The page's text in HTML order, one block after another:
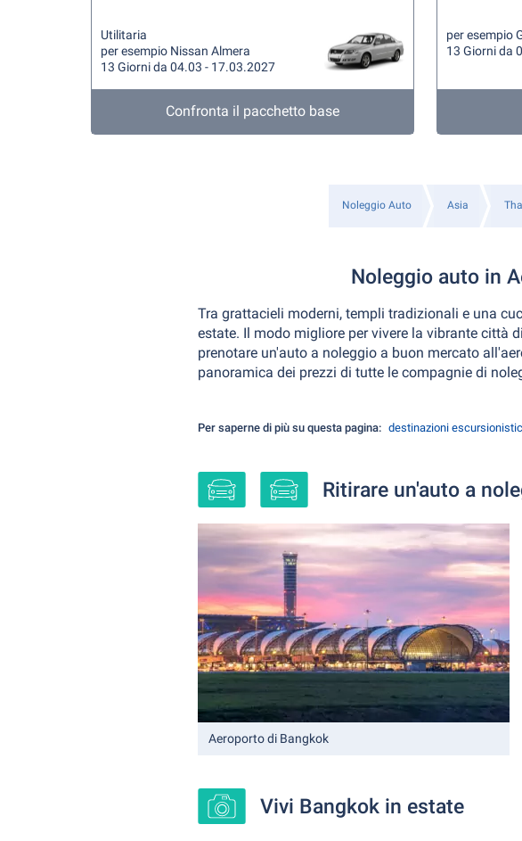
Utilitaria
per esempio Nissan Almera
13 Giorni da 04.03 - 17.03.2027
Confronta il pacchetto base
per esempio
13 Giorni da
Noleggio Auto Asia
Noleggio auto in
Tra grattacieli moderni, templi tradizionali e una
estate. Il modo migliore per vivere la vibrante città
prenotare un'auto a noleggio a buon mercato
panoramica dei prezzi di tutte le compagnie di
Per saperne di più su questa pagina: destinazioni
Ritirare un'auto a
Aeroporto di Bangkok
Vivi Bangkok in estate